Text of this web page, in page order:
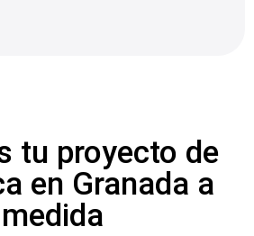
tu proyecto de
en Granada a
medida